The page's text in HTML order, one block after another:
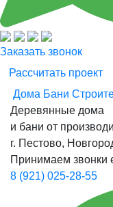
Заказать звонок
Рассчитать проект
Дома Бани
Деревянные дома
и бани от
г. Пестово,
Принимаем звонки
8 (921) 025-28-55